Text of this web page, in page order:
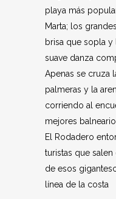
playa más
Marta; los
brisa que sopla y
suave danza
Apenas se cruza
palmeras y la
corriendo al
mejores
El Rodadero
turistas que
de esos
línea de la costa